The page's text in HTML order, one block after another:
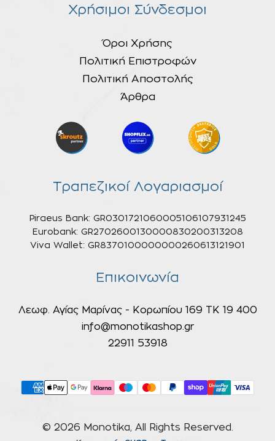
Χρήσιμοι Σύνδεσμοι
Όροι Χρήσης
Πολιτική Επιστροφών
Πολιτική Αποστολής
Άρθρα
Τραπεζικοί Λογαριασμοί
Piraeus Bank: GR0301721060005106107931245
Eurobank: GR2702600130000830200313208
Viva Wallet: GR8370100000000260613121901
Επικοινωνία
Λεωφ. Αγίας Μαρίνας - Κορωπίου 169 ΤΚ 19 400
info@monotikashop.gr
22911 53918
© 2026 Monotika, All Rights Reserved.